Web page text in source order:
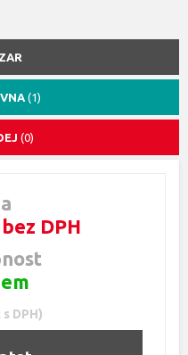
(1)
(0)
DPH
s DPH)